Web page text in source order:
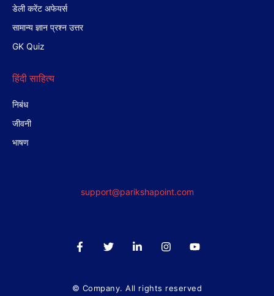
डेली करेंट अफेयर्स
सामान्य ज्ञान प्रश्न उत्तर
GK Quiz
हिंदी साहित्य
निबंध
जीवनी
भाषण
support@parikshapoint.com
© Company. All rights reserved